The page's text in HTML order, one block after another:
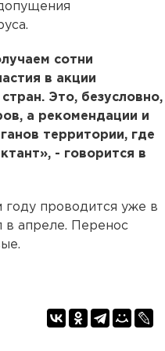
сотни
в акции
Это, безусловно,
а рекомендации и
территории, где
- говорится в
году проводится уже в
в апреле. Перенос